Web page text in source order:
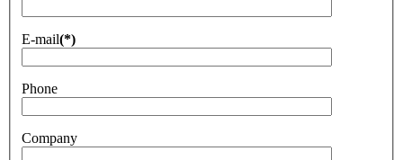
E-mail(*)
Phone
Company